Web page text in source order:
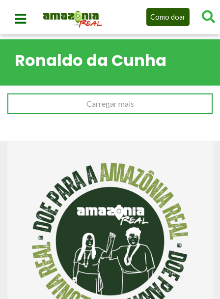
Como doar
Ronaldo da Cunha
Carregar mais